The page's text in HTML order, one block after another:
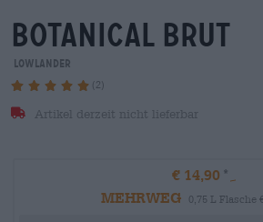
botanical brut
Lowlander
(2)
Artikel derzeit nicht lieferbar
€ 14,90
MEHRWEG
0,75 L Flasche